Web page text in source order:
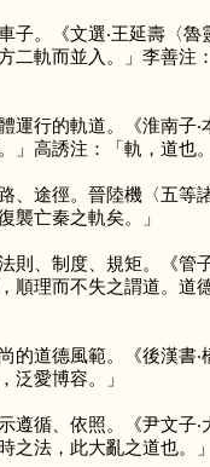
子。《文選‧王延壽〈魯
二軌而並入。」李善注
運行的軌道。《淮南子
」高誘注：「軌，道也。
、途徑。晉陸機〈五等
襲亡秦之軌矣。」
則、制度、規矩。《管
順理而不失之謂道。道
的道德風範。《後漢書
泛愛博容。」
遵循、依照。《尹文子
之法，此大亂之道也。」